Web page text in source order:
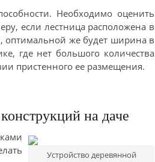
Необходимо оценить
если лестница расположена в
же будет ширина в
где нет большого количества
пристенного ее размещения.
на даче
Устройство деревянной